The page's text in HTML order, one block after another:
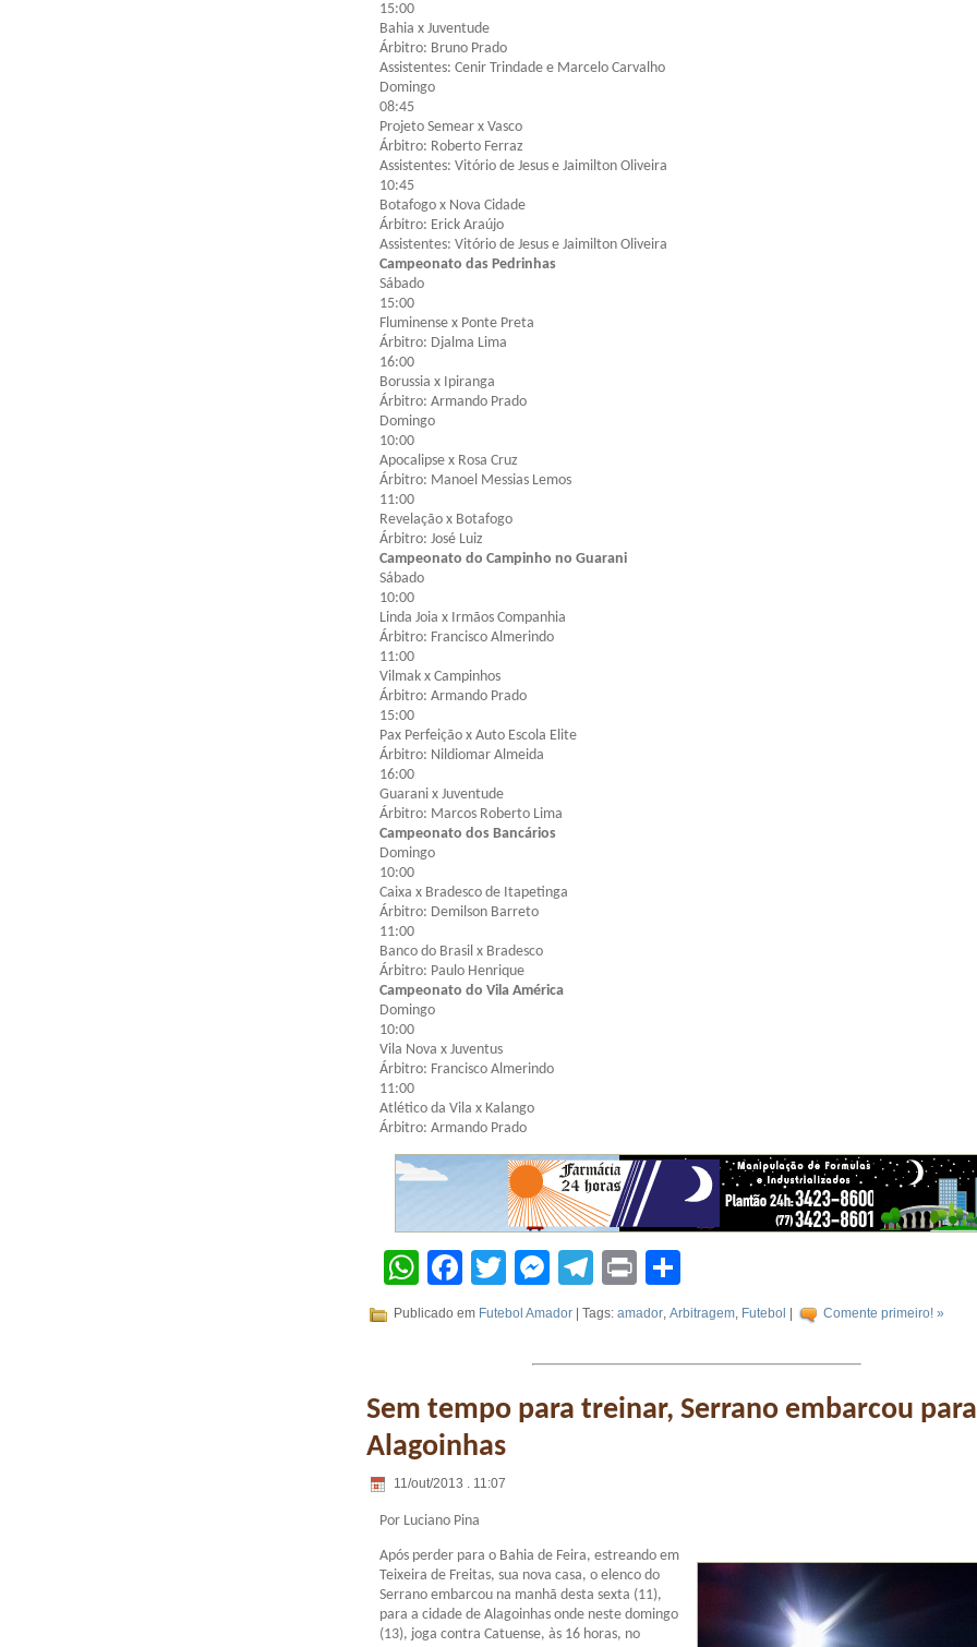
15:00
Bahia x Juventude
Árbitro: Bruno Prado
Assistentes: Cenir Trindade e Marcelo Carvalho
Domingo
08:45
Projeto Semear x Vasco
Árbitro: Roberto Ferraz
Assistentes: Vitório de Jesus e Jaimilton Oliveira
10:45
Botafogo x Nova Cidade
Árbitro: Erick Araújo
Assistentes: Vitório de Jesus e Jaimilton Oliveira
Campeonato das Pedrinhas
Sábado
15:00
Fluminense x Ponte Preta
Árbitro: Djalma Lima
16:00
Borussia x Ipiranga
Árbitro: Armando Prado
Domingo
10:00
Apocalipse x Rosa Cruz
Árbitro: Manoel Messias Lemos
11:00
Revelação x Botafogo
Árbitro: José Luiz
Campeonato do Campinho no Guarani
Sábado
10:00
Linda Joia x Irmãos Companhia
Árbitro: Francisco Almerindo
11:00
Vilmak x Campinhos
Árbitro: Armando Prado
15:00
Pax Perfeição x Auto Escola Elite
Árbitro: Nildiomar Almeida
16:00
Guarani x Juventude
Árbitro: Marcos Roberto Lima
Campeonato dos Bancários
Domingo
10:00
Caixa x Bradesco de Itapetinga
Árbitro: Demilson Barreto
11:00
Banco do Brasil x Bradesco
Árbitro: Paulo Henrique
Campeonato do Vila América
Domingo
10:00
Vila Nova x Juventus
Árbitro: Francisco Almerindo
11:00
Atlético da Vila x Kalango
Árbitro: Armando Prado
WhatsApp
Facebook
TwitterMessenger
Telegram
Print
Publicado em Futebol Amador | Tags: amador, Arbitragem, Futebol Comente primeiro! »
Sem tempo para treinar, Serrano embarcou para
Alagoinhas
11/out/2013 . 11:07
Por Luciano Pina
Após perder para o Bahia de Feira, estreando em
Teixeira de Freitas, sua nova casa, o elenco do
Serrano embarcou na manhã desta sexta (11),
para a cidade de Alagoinhas onde neste domingo
(13), joga contra Catuense, às 16 horas, no